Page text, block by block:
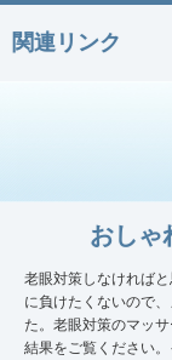
関連リンク
おしゃ
老眼対策しなければ
に負けたくないので
た。老眼対策のマッ
結果をご覧ください